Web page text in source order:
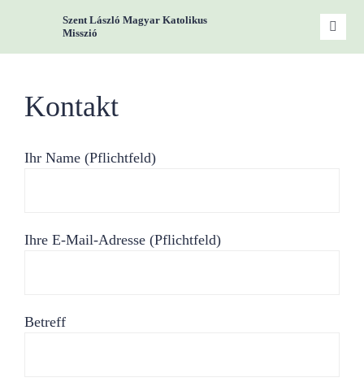
springen
Szent László Magyar Katolikus
Misszió
Toggle
Kontakt
Ihr Name (Pflichtfeld)
Ihre E-Mail-Adresse (Pflichtfeld)
Betreff